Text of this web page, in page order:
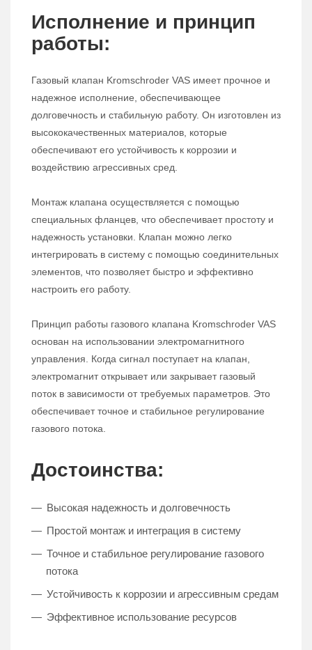
Исполнение и принцип
работы:
Газовый клапан Kromschroder VAS имеет прочное и
надежное исполнение, обеспечивающее
долговечность и стабильную работу. Он изготовлен из
высококачественных материалов, которые
обеспечивают его устойчивость к коррозии и
воздействию агрессивных сред.
Монтаж клапана осуществляется с помощью
специальных фланцев, что обеспечивает простоту и
надежность установки. Клапан можно легко
интегрировать в систему с помощью соединительных
элементов, что позволяет быстро и эффективно
настроить его работу.
Принцип работы газового клапана Kromschroder VAS
основан на использовании электромагнитного
управления. Когда сигнал поступает на клапан,
электромагнит открывает или закрывает газовый
поток в зависимости от требуемых параметров. Это
обеспечивает точное и стабильное регулирование
газового потока.
Достоинства:
Высокая надежность и долговечность
Простой монтаж и интеграция в систему
Точное и стабильное регулирование газового
потока
Устойчивость к коррозии и агрессивным средам
Эффективное использование ресурсов